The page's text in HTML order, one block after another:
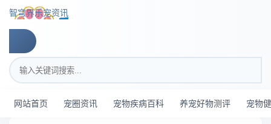
跳转到主要内容
智穹界乐宠资讯
搜索关键词
网站首页 宠圈资讯 宠物疾病百科 养宠好物测评 宠物